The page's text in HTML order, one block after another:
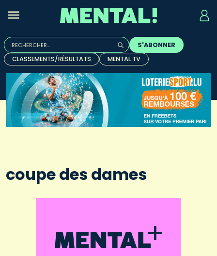
Rechercher :
Quand les résultats de l'auto-complétion sont
S'ABONNER
CLASSEMENTS/RÉSULTATS
MENTAL TV
coupe des dames